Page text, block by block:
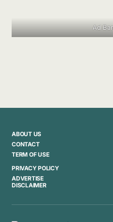
Ad
ABOUT US
CONTACT
TERM OF USE
PRIVACY POLICY
ADVERTISE
DISCLAIMER